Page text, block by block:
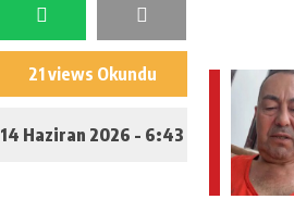
21 views Okundu
14 Haziran 2026 - 6:43